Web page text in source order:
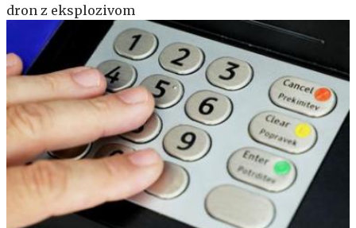
dron z eksplozivom